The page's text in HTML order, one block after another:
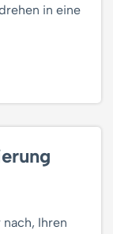
in eine
Ihren